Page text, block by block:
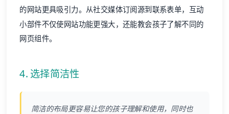
的网站更具吸引力。从社交媒体订阅源到联系表单，互动
小部件不仅使网站功能更强大，还能教会孩子了解不同的
网页组件。
4. 选择简洁性
简洁的布局更容易让您的孩子理解和使用，同时也